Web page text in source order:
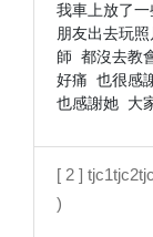
我車上放了
朋友出去玩
師 都沒去教
好痛 也很感
也感謝她 大
[ 2 ]
)